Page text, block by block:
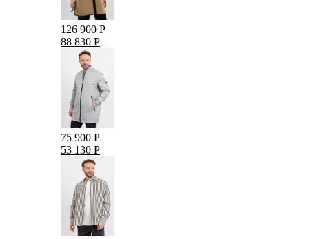
126 900 Р
88 830 Р
75 900 Р
53 130 Р